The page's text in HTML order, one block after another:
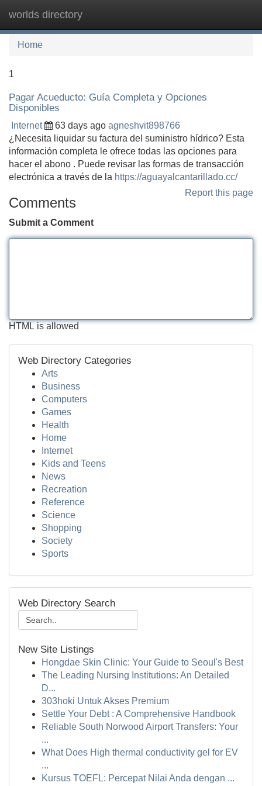
worlds directory
Home
1
Pagar Acueducto: Guía Completa y Opciones
Disponibles
Internet 63 days ago agneshvit898766
¿Necesita liquidar su factura del suministro hídrico? Esta
información completa le ofrece todas las opciones para
hacer el abono . Puede revisar las formas de transacción
electrónica a través de la https://aguayalcantarillado.cc/
Report this page
Comments
Submit a Comment
HTML is allowed
Web Directory Categories
Arts
Business
Computers
Games
Health
Home
Internet
Kids and Teens
News
Recreation
Reference
Science
Shopping
Society
Sports
Web Directory Search
New Site Listings
Hongdae Skin Clinic: Your Guide to Seoul's Best
The Leading Nursing Institutions: An Detailed
D...
303hoki Untuk Akses Premium
Settle Your Debt : A Comprehensive Handbook
Reliable South Norwood Airport Transfers: Your
...
What Does High thermal conductivity gel for EV
...
Kursus TOEFL: Percepat Nilai Anda dengan ...